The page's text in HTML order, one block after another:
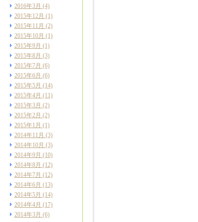
2016年3月 (4)
2015年12月 (1)
2015年11月 (2)
2015年10月 (1)
2015年9月 (1)
2015年8月 (3)
2015年7月 (6)
2015年6月 (6)
2015年5月 (14)
2015年4月 (11)
2015年3月 (2)
2015年2月 (2)
2015年1月 (1)
2014年11月 (3)
2014年10月 (3)
2014年9月 (10)
2014年8月 (12)
2014年7月 (12)
2014年6月 (13)
2014年5月 (14)
2014年4月 (17)
2014年3月 (6)